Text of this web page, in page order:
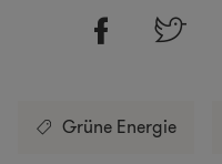
Grüne Energie